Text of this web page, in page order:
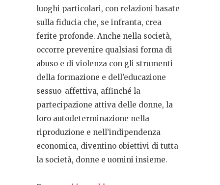
luoghi particolari, con relazioni basate
sulla fiducia che, se infranta, crea
ferite profonde. Anche nella società,
occorre prevenire qualsiasi forma di
abuso e di violenza con gli strumenti
della formazione e dell’educazione
sessuo-affettiva, affinché la
partecipazione attiva delle donne, la
loro autodeterminazione nella
riproduzione e nell’indipendenza
economica, diventino obiettivi di tutta
la società, donne e uomini insieme.